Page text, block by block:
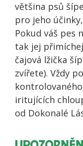
většina psů
pro jeho
Pokud váš pes
tak jej
čajová lžička
zvířete). Vždy
iritujících
od Dokonalé